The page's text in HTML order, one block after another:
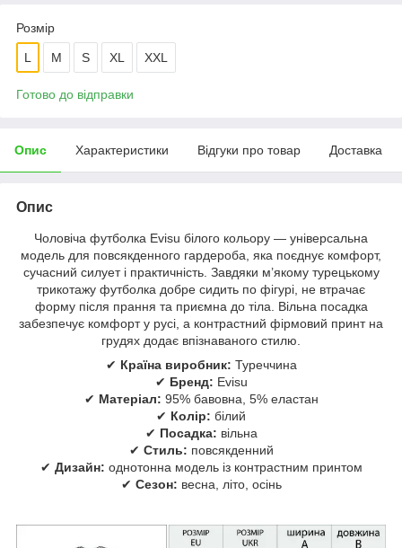
Розмір
L M S XL XXL
Готово до відправки
Опис Характеристики Відгуки про товар Доставка
Опис
Чоловіча футболка Evisu білого кольору — універсальна
модель для повсякденного гардероба, яка поєднує комфорт,
сучасний силует і практичність. Завдяки м’якому турецькому
трикотажу футболка добре сидить по фігурі, не втрачає
форму після прання та приємна до тіла. Вільна посадка
забезпечує комфорт у русі, а контрастний фірмовий принт на
грудях додає впізнаваного стилю.
✔ Країна виробник: Туреччина
✔ Бренд: Evisu
✔ Матеріал: 95% бавовна, 5% еластан
✔ Колір: білий
✔ Посадка: вільна
✔ Стиль: повсякденний
✔ Дизайн: однотонна модель із контрастним принтом
✔ Сезон: весна, літо, осінь